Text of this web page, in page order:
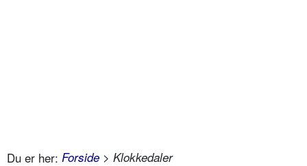
Du er her: Forside > Klokkedaler